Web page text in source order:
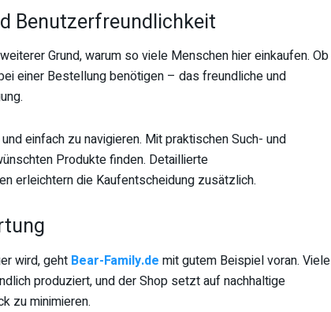
Benutzerfreundlichkeit
Grund, warum so viele Menschen hier einkaufen. Ob
einer Bestellung benötigen – das freundliche und
einfach zu navigieren. Mit praktischen Such- und
Produkte finden. Detaillierte
erleichtern die Kaufentscheidung zusätzlich.
wird, geht Bear-Family.de mit gutem Beispiel voran. Viele
produziert, und der Shop setzt auf nachhaltige
zu minimieren.